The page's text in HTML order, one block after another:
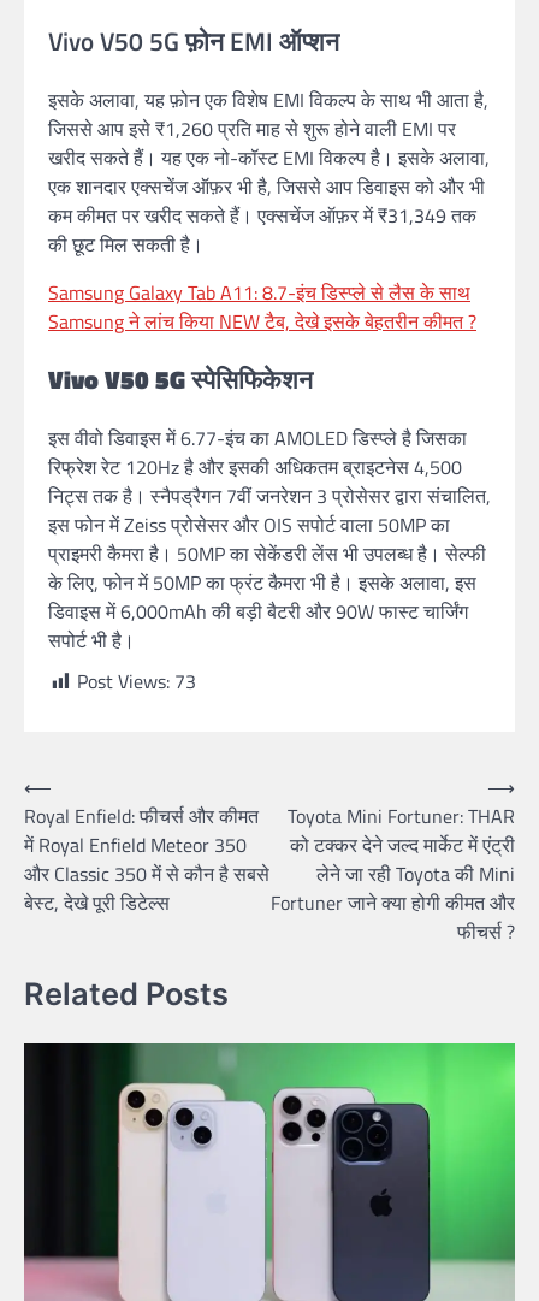
Vivo V50 5G फ़ोन EMI ऑप्शन
इसके अलावा, यह फ़ोन एक विशेष EMI विकल्प के साथ भी आता है,
जिससे आप इसे ₹1,260 प्रति माह से शुरू होने वाली EMI पर
खरीद सकते हैं। यह एक नो-कॉस्ट EMI विकल्प है। इसके अलावा,
एक शानदार एक्सचेंज ऑफ़र भी है, जिससे आप डिवाइस को और भी
कम कीमत पर खरीद सकते हैं। एक्सचेंज ऑफ़र में ₹31,349 तक
की छूट मिल सकती है।
Samsung Galaxy Tab A11: 8.7-इंच डिस्प्ले से लैस के साथ
Samsung ने लांच किया NEW टैब, देखे इसके बेहतरीन कीमत ?
Vivo V50 5G स्पेसिफिकेशन
इस वीवो डिवाइस में 6.77-इंच का AMOLED डिस्प्ले है जिसका
रिफ्रेश रेट 120Hz है और इसकी अधिकतम ब्राइटनेस 4,500
निट्स तक है। स्नैपड्रैगन 7वीं जनरेशन 3 प्रोसेसर द्वारा संचालित,
इस फोन में Zeiss प्रोसेसर और OIS सपोर्ट वाला 50MP का
प्राइमरी कैमरा है। 50MP का सेकेंडरी लेंस भी उपलब्ध है। सेल्फी
के लिए, फोन में 50MP का फ्रंट कैमरा भी है। इसके अलावा, इस
डिवाइस में 6,000mAh की बड़ी बैटरी और 90W फास्ट चार्जिंग
सपोर्ट भी है।
Post Views: 73
Post
navigation
⟵
Royal Enfield: फीचर्स और कीमत
में Royal Enfield Meteor 350
और Classic 350 में से कौन है सबसे
बेस्ट, देखे पूरी डिटेल्स
Toyota Mini Fortuner: THAR
को टक्कर देने जल्द मार्केट में एंट्री
लेने जा रही Toyota की Mini
Fortuner जाने क्या होगी कीमत और
फीचर्स ?
⟶
Related Posts